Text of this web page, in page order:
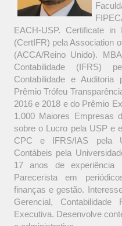
EACH-USP. Certificate in
(CertIFR) pela Association
(ACCA/Reino Unido).
Contabilidade (IFRS)
Contabilidade e
Prêmio Trófeu
2016 e 2018 e do Prêmio
1.000 Maiores Empresas
sobre o Lucro pela USP e
CPC e IFRS/IAS pela
Contábeis pela
17 anos de experiência
Parecerista em
finanças e gestão.
Gerencial,
Executiva. Desenvolve